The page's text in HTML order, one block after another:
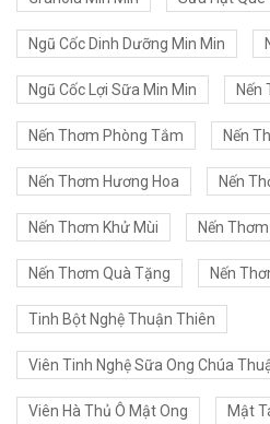
Ngũ Cốc Dinh Dưỡng Min Min
Ngũ Cốc Lợi Sữa Min Min Nến
Nến Thơm Phòng Tắm Nến
Nến Thơm Hương Hoa Nến
Nến Thơm Khử Mùi Nến
Nến Thơm Quà Tặng Nến
Tinh Bột Nghệ Thuận Thiên
Viên Tinh Nghệ Sữa Ong Chúa
Viên Hà Thủ Ô Mật Ong Mật